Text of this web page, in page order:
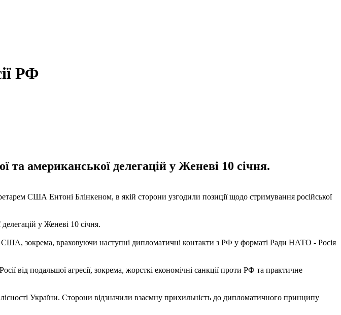
РФ
та американської делегацій у Женеві 10 січня.
США Ентоні Блінкеном, в якій сторони узгодили позиції щодо стримування російської
у Женеві 10 січня.
США, зокрема, враховуючи наступні дипломатичні контакти з РФ у форматі Ради НАТО - Росія
від подальшої агресії, зокрема, жорсткі економічні санкції проти РФ та практичне
України. Сторони відзначили взаємну прихильність до дипломатичного принципу